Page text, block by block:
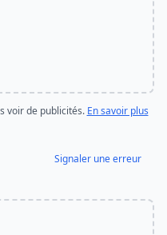
voir de publicités. En savoir plus
Signaler une erreur